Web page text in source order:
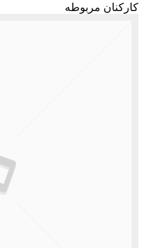
کارکنان مربوطه